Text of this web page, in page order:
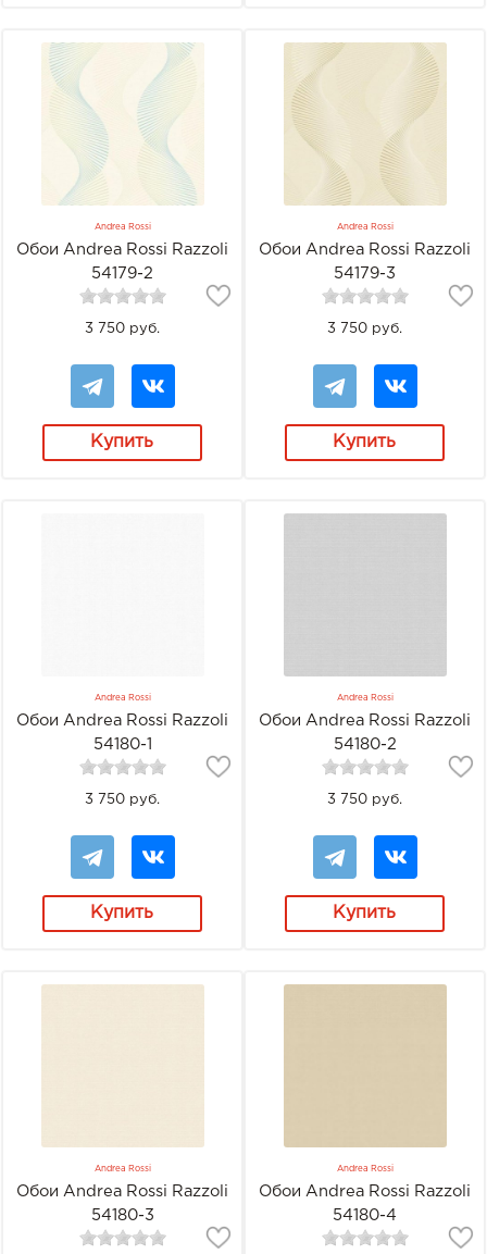
Andrea Rossi
Обои Andrea Rossi Razzoli
54179-2
3 750 руб.
Купить
Andrea Rossi
Обои Andrea Rossi Razzoli
54179-3
3 750 руб.
Купить
Andrea Rossi
Обои Andrea Rossi Razzoli
54180-1
3 750 руб.
Купить
Andrea Rossi
Обои Andrea Rossi Razzoli
54180-2
3 750 руб.
Купить
Andrea Rossi
Обои Andrea Rossi Razzoli
54180-3
Andrea Rossi
Обои Andrea Rossi Razzoli
54180-4